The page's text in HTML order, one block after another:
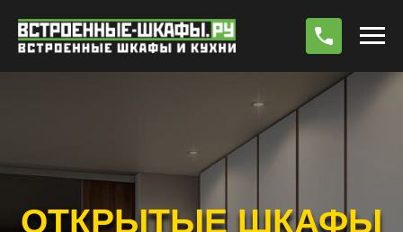
ОТКРЫТЫЕ ШКАФЫ
В СПАЛЬНЮ
ОТКРЫТЫЕ ШКАФЫ ДЛЯ